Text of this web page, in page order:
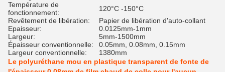
Température de
fonctionnement:
120°C -150°C
Revêtement de libération:
Papier de libération d'auto-collant
Epaisseur:
0.0125mm-1mm
Largeur:
5mm-1500mm
Épaisseur conventionnelle:
0.05mm, 0.08mm, 0.15mm
Largeur conventionnelle:
1380mm
Le polyuréthane mou en plastique transparent de fonte de